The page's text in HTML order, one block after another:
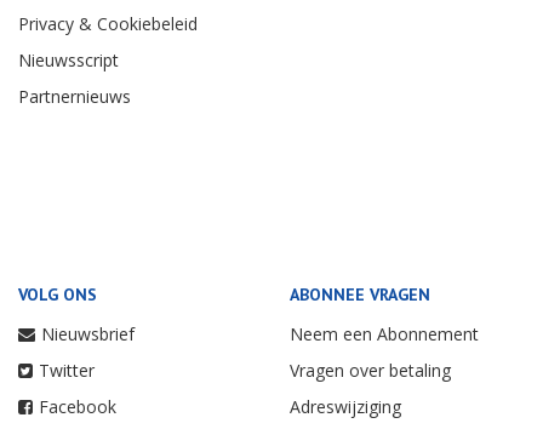
Privacy & Cookiebeleid
Nieuwsscript
Partnernieuws
VOLG ONS
Nieuwsbrief
Twitter
Facebook
ABONNEE VRAGEN
Neem een Abonnement
Vragen over betaling
Adreswijziging